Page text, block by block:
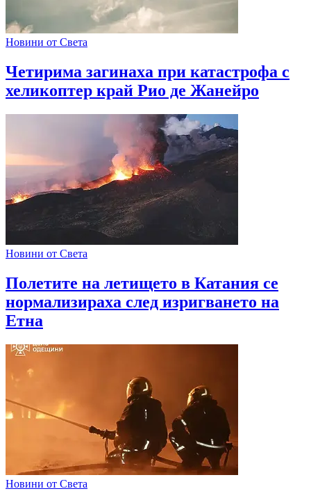
Новини от Света
Четирима загинаха при катастрофа с
хеликоптер край Рио де Жанейро
Новини от Света
Полетите на летището в Катания се
нормализираха след изригването на
Етна
Новини от Света